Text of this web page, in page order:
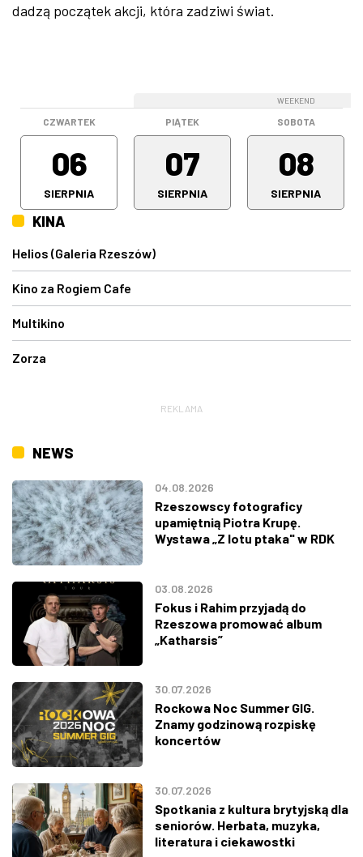
dadzą początek akcji, która zadziwi świat.
CZWARTEK
06
SIERPNIA
PIĄTEK
07
SIERPNIA
WEEKEND
SOBOTA
08
SIERPNIA
KINA
Helios (Galeria Rzeszów)
Kino za Rogiem Cafe
Multikino
Zorza
REKLAMA
NEWS
04.08.2026
Rzeszowscy fotograficy
upamiętnią Piotra Krupę.
Wystawa „Z lotu ptaka" w RDK
03.08.2026
Fokus i Rahim przyjadą do
Rzeszowa promować album
„Katharsis”
30.07.2026
Rockowa Noc Summer GIG.
Znamy godzinową rozpiskę
koncertów
30.07.2026
Spotkania z kultura brytyjską dla
seniorów. Herbata, muzyka,
literatura i ciekawostki